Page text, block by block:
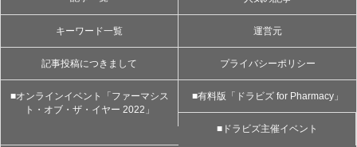
キーワード一覧 運営元
記事投稿につきまして プライバシーポリシー
■オンラインイベント「ファーマシス
ト・オブ・ザ・イヤー 2022」
■有料版「ドラビズ for Pharmacy」
■ドラビズ主催イベント